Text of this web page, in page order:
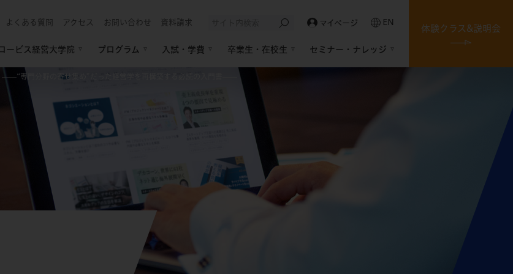
よくある質問 アクセス お問い合わせ 資料請求 マイページ EN
ービス経営大学院 プログラム 入試・学費 卒業生・在校生 セミナー・ナレッジ
体験クラス&説明会
——“専門分野の寄せ集め”だった経営学を再構築する必読の入門書——